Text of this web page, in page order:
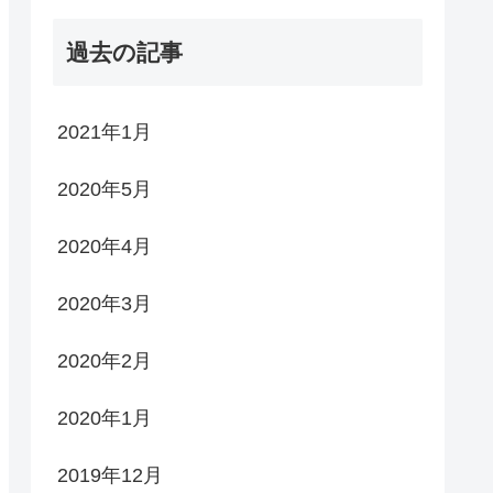
過去の記事
2021年1月
2020年5月
2020年4月
2020年3月
2020年2月
2020年1月
2019年12月